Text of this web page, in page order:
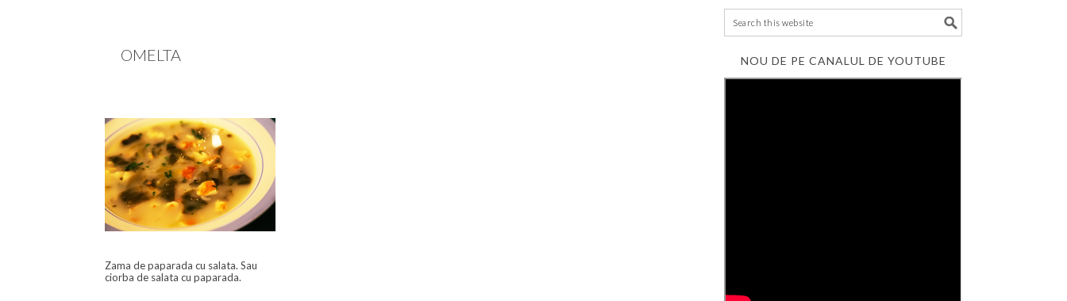
OMELTA
Zama de paparada cu salata. Sau
ciorba de salata cu paparada.
NOU DE PE CANALUL DE YOUTUBE